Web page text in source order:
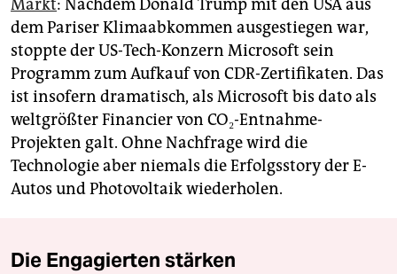
Markt: Nachdem Donald Trump mit den USA aus
dem Pariser Klimaabkommen ausgestiegen war,
stoppte der US-Tech-Konzern Microsoft sein
Programm zum Aufkauf von CDR-Zertifikaten. Das
ist insofern dramatisch, als Microsoft bis dato als
weltgrößter Financier von CO₂-Entnahme-
Projekten galt. Ohne Nachfrage wird die
Technologie aber niemals die Erfolgsstory der E-
Autos und Photovoltaik wiederholen.
Die Engagierten stärken